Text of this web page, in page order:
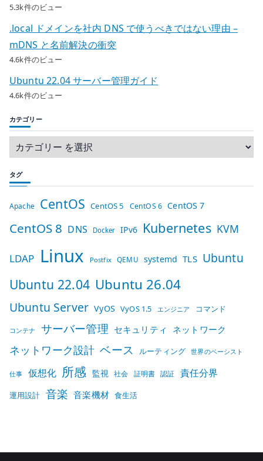
5.3k件のビュー
.local ドメインを社内 DNS で使うべきではない理由 –
mDNS と名前解決の衝突
4.6k件のビュー
Ubuntu 22.04 サーバー管理ガイド
4.6k件のビュー
カテゴリー
タグ
Apache CentOS CentOS 5 CentOS 6 CentOS 7
CentOS 8 DNS Docker IPv6 Kubernetes KVM
LDAP Linux Postfix QEMU systemd TLS Ubuntu
Ubuntu 22.04 Ubuntu 26.04
Ubuntu Server VyOS VyOS 1.5 エンジニア コマンド
コンテナ サーバー管理 セキュリティ ネットワーク
ネットワーク設計 ベース ルーティング 世界のベーシスト
仕事 仮想化 所感 監視 社会 証明書 認証 責任分界
運用設計 音楽 音楽機材 食生活